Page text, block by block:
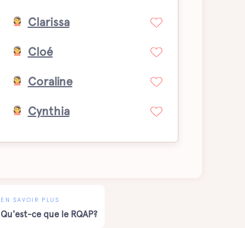
Clarissa
Cloé
Coraline
Cynthia
EN SAVOIR PLUS
Qu'est-ce que le RQAP?